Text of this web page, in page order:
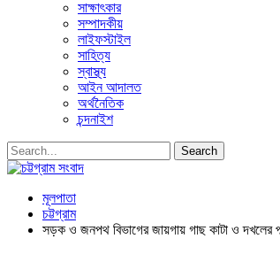
সাক্ষাৎকার
সম্পাদকীয়
লাইফস্টাইল
সাহিত্য
স্বাস্থ্য
আইন আদালত
অর্থনৈতিক
চন্দনাইশ
মূলপাতা
চট্টগ্রাম
সড়ক ও জনপথ বিভাগের জায়গায় গাছ কাটা ও দখলের